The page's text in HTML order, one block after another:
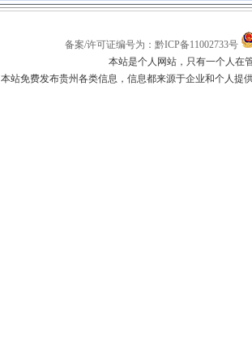
备案/许可证编号为：黔ICP备11002733号
本站是个人网站，只有一个人在
本站免费发布贵州各类信息，信息都来源于企业和个人提